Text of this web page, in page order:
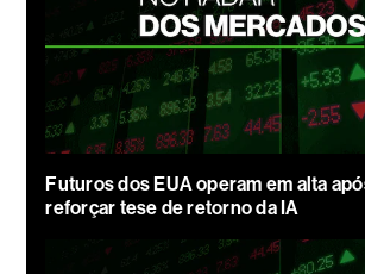
Futuros dos EUA operam em alta
reforçar tese de retorno da IA